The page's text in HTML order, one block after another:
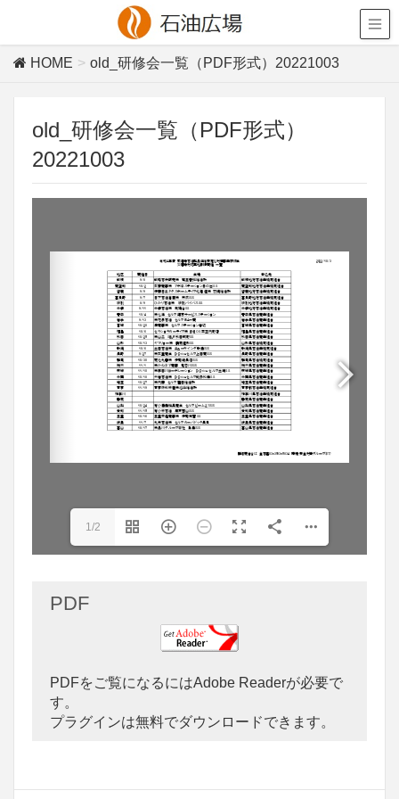
HOME old_研修会一覧（PDF形式）20221003
old_研修会一覧（PDF形式）
20221003
1/2
PDF
PDFをご覧になるにはAdobe Readerが必要で
す。
プラグインは無料でダウンロードできます。